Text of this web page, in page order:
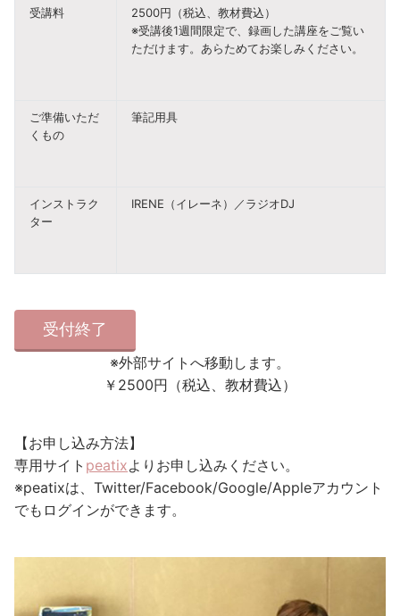
受講料
2500円（税込、教材費込）
※受講後1週間限定で、録画した講座をご覧い
ただけます。あらためてお楽しみください。
ご準備いただ
くもの
筆記用具
インストラク
ター
IRENE（イレーネ）／ラジオDJ
受付終了
※外部サイトへ移動します。
￥2500円（税込、教材費込）
【お申し込み方法】
専用サイト peatixよりお申し込みください。
※peatixは、Twitter/Facebook/Google/Appleアカウント
でもログインができます。